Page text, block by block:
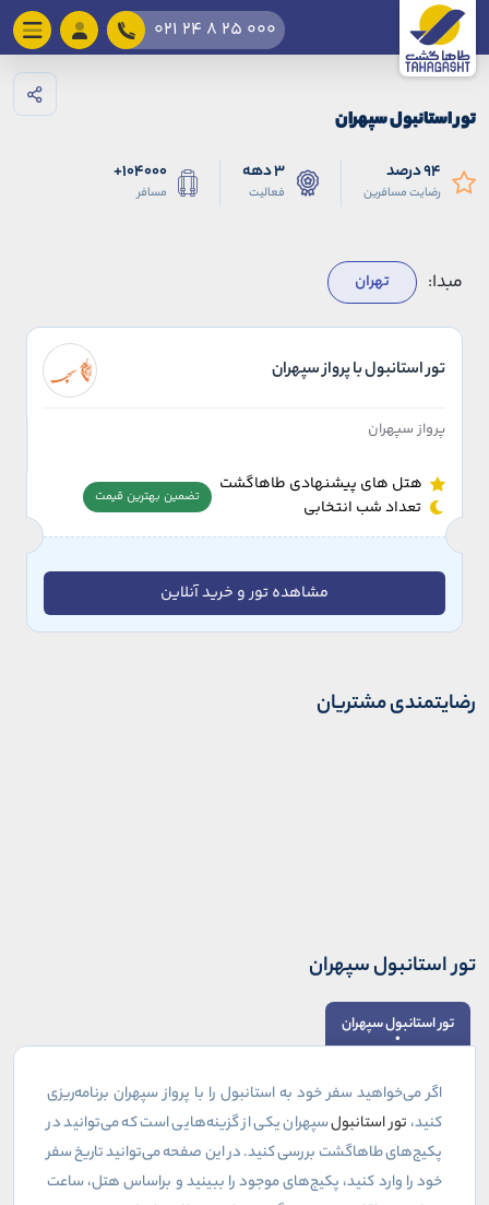
021 24 8 25 000
تور استانبول سپهران
94 درصد
رضایت مسافرین
3 دهه
فعالیت
104000+
مسافر
مبدا: تهران
تور استانبول با پرواز سپهران
پرواز سپهران
هتل های پیشنهادی طاهاگشت
تعداد شب انتخابی
تضمین بهترین قیمت
مشاهده تور و خرید آنلاین
رضایتمندی مشتریان
تور استانبول سپهران
تور استانبول سپهران
اگر می‌خواهید سفر خود به استانبول را با پرواز سپهران برنامه‌ریزی
کنید، تور استانبولسپهران یکی از گزینه‌هایی است که می‌توانید در
پکیج‌های طاهاگشت بررسی کنید. در این صفحه می‌توانید تاریخ سفر
خود را وارد کنید، پکیج‌های موجود را ببینید و براساس هتل، ساعت